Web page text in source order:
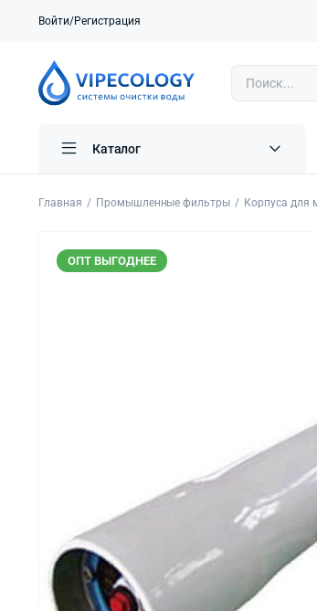
Войти/Регистрация
Каталог
Главная Промышленные фильтры Корпуса для
ОПТ ВЫГОДНЕЕ